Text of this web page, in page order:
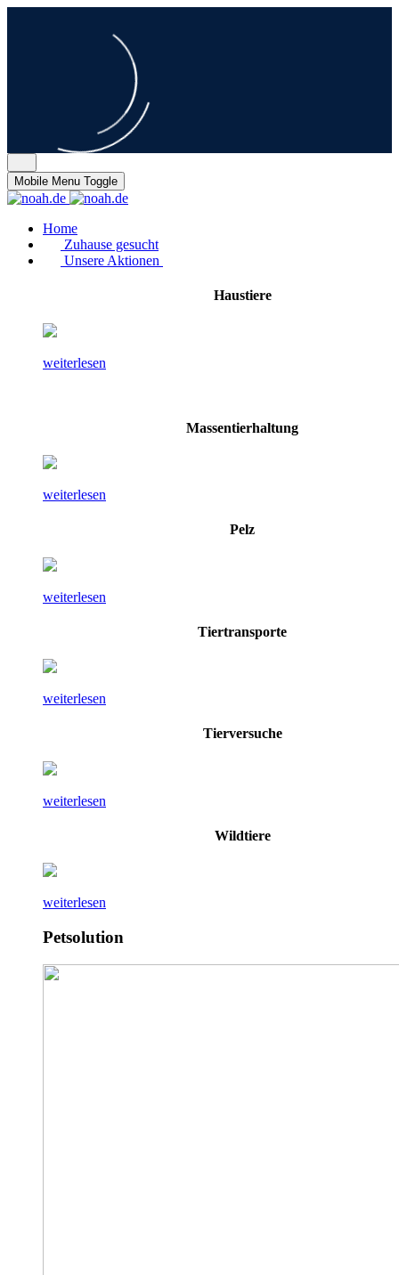
Mobile Menu Toggle
Home
Zuhause gesucht
Unsere Aktionen
Haustiere
weiterlesen
Massentierhaltung
weiterlesen
Pelz
weiterlesen
Tiertransporte
weiterlesen
Tierversuche
weiterlesen
Wildtiere
weiterlesen
Petsolution